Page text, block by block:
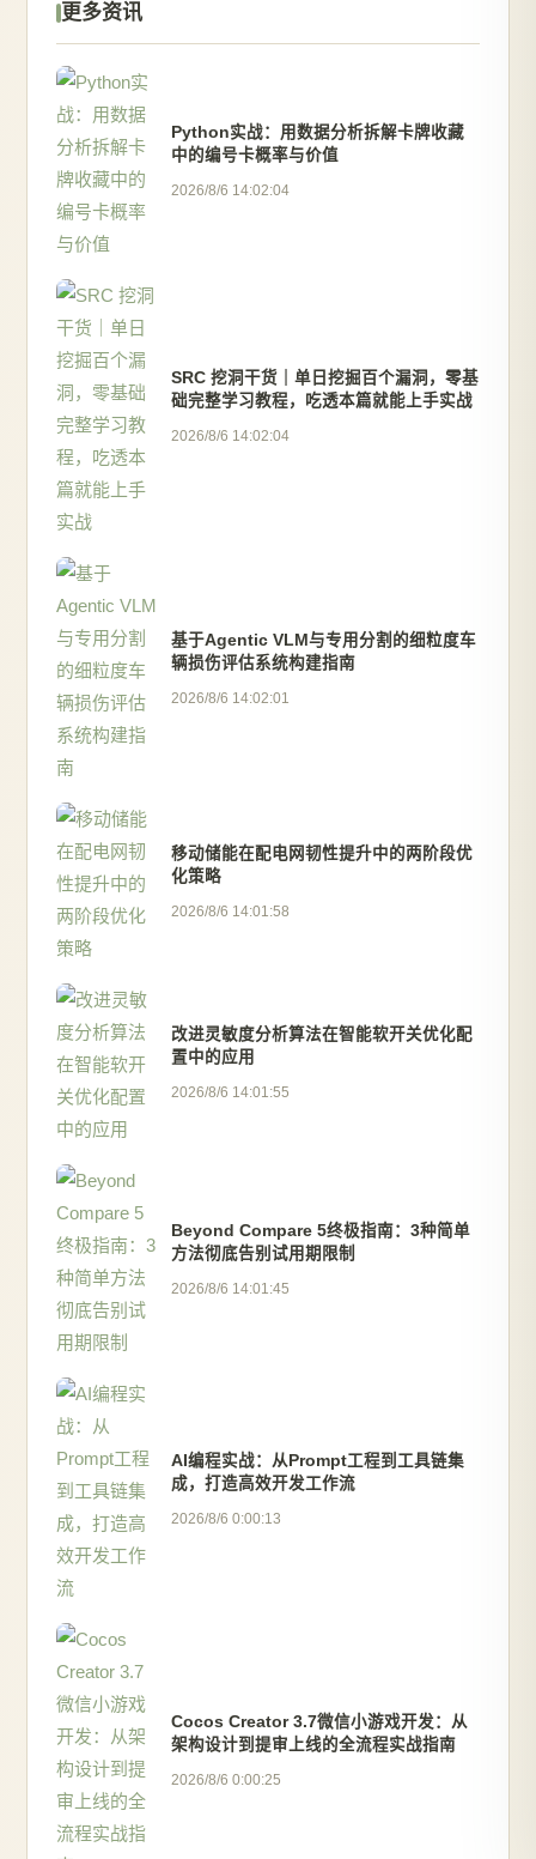
更多资讯
Python实战：用数据分析拆解卡牌收藏
中的编号卡概率与价值
2026/8/6 14:02:04
SRC 挖洞干货｜单日挖掘百个漏洞，零基
础完整学习教程，吃透本篇就能上手实战
2026/8/6 14:02:04
基于Agentic VLM与专用分割的细粒度车
辆损伤评估系统构建指南
2026/8/6 14:02:01
移动储能在配电网韧性提升中的两阶段优
化策略
2026/8/6 14:01:58
改进灵敏度分析算法在智能软开关优化配
置中的应用
2026/8/6 14:01:55
Beyond Compare 5终极指南：3种简单
方法彻底告别试用期限制
2026/8/6 14:01:45
AI编程实战：从Prompt工程到工具链集
成，打造高效开发工作流
2026/8/6 0:00:13
Cocos Creator 3.7微信小游戏开发：从
架构设计到提审上线的全流程实战指南
2026/8/6 0:00:25